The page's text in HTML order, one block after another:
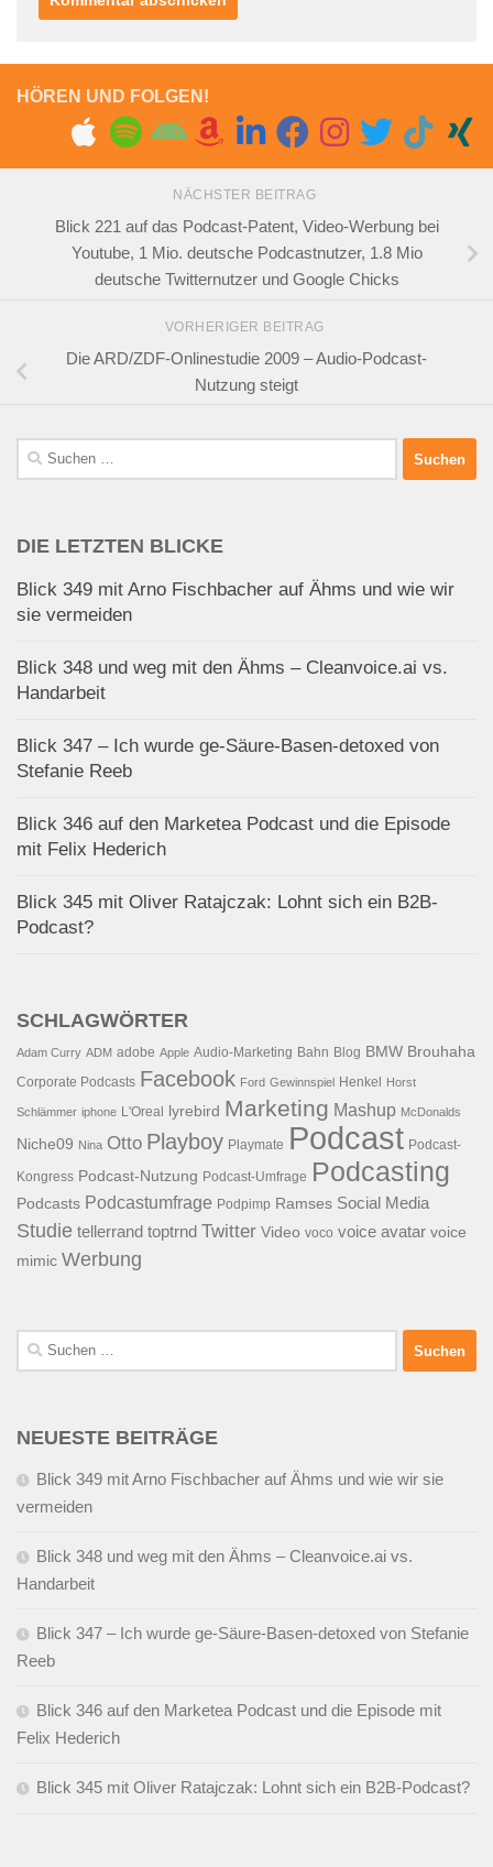
HÖREN UND FOLGEN!
NÄCHSTER BEITRAG
Blick 221 auf das Podcast-Patent, Video-Werbung bei
Youtube, 1 Mio. deutsche Podcastnutzer, 1.8 Mio
deutsche Twitternutzer und Google Chicks
VORHERIGER BEITRAG
Die ARD/ZDF-Onlinestudie 2009 – Audio-Podcast-
Nutzung steigt
Suchen
nach:
DIE LETZTEN BLICKE
Blick 349 mit Arno Fischbacher auf Ähms und wie wir
sie vermeiden
Blick 348 und weg mit den Ähms – Cleanvoice.ai vs.
Handarbeit
Blick 347 – Ich wurde ge-Säure-Basen-detoxed von
Stefanie Reeb
Blick 346 auf den Marketea Podcast und die Episode
mit Felix Hederich
Blick 345 mit Oliver Ratajczak: Lohnt sich ein B2B-
Podcast?
SCHLAGWÖRTER
Adam Curry ADM adobe Apple Audio-Marketing Bahn Blog BMW Brouhaha
Corporate Podcasts Facebook Ford Gewinnspiel Henkel Horst
Schlämmer iphone L'Oreal lyrebird Marketing Mashup McDonalds
Niche09 Nina Otto Playboy Playmate Podcast Podcast-
Kongress Podcast-Nutzung Podcast-Umfrage Podcasting
Podcasts Podcastumfrage Podpimp Ramses Social Media
Studie tellerrand toptrnd Twitter Video voco voice avatar voice
mimic Werbung
Suchen
nach:
NEUESTE BEITRÄGE
Blick 349 mit Arno Fischbacher auf Ähms und wie wir sie
vermeiden
Blick 348 und weg mit den Ähms – Cleanvoice.ai vs.
Handarbeit
Blick 347 – Ich wurde ge-Säure-Basen-detoxed von Stefanie
Reeb
Blick 346 auf den Marketea Podcast und die Episode mit
Felix Hederich
Blick 345 mit Oliver Ratajczak: Lohnt sich ein B2B-Podcast?